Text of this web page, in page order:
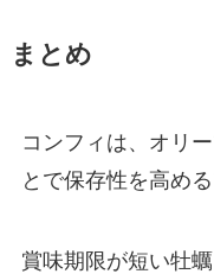
まとめ
コンフィは、オリ
とで保存性を高め
賞味期限が短い牡